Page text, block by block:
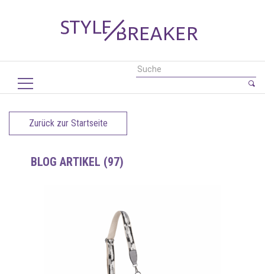
Zurück zur Startseite
BLOG ARTIKEL (97)